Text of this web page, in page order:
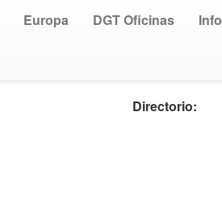
Europa DGT Oficinas Info
Directorio: